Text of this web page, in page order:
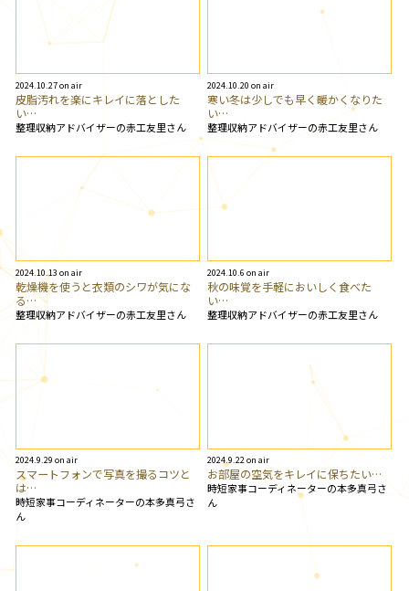
2024.10.27 on air
皮脂汚れを楽にキレイに落とした
い…
整理収納アドバイザーの赤工友里さん
2024.10.20 on air
寒い冬は少しでも早く暖かくなりた
い…
整理収納アドバイザーの赤工友里さん
2024.10.13 on air
乾燥機を使うと衣類のシワが気にな
る…
整理収納アドバイザーの赤工友里さん
2024.10.6 on air
秋の味覚を手軽においしく食べた
い…
整理収納アドバイザーの赤工友里さん
2024.9.29 on air
スマートフォンで写真を撮るコツと
は…
時短家事コーディネーターの本多真弓さ
ん
2024.9.22 on air
お部屋の空気をキレイに保ちたい…
時短家事コーディネーターの本多真弓さ
ん